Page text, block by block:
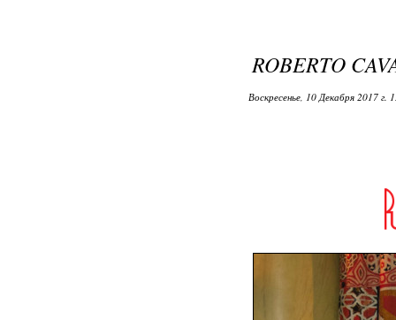
ROBERTO
Воскресенье, 10 Декабря 2017 г.